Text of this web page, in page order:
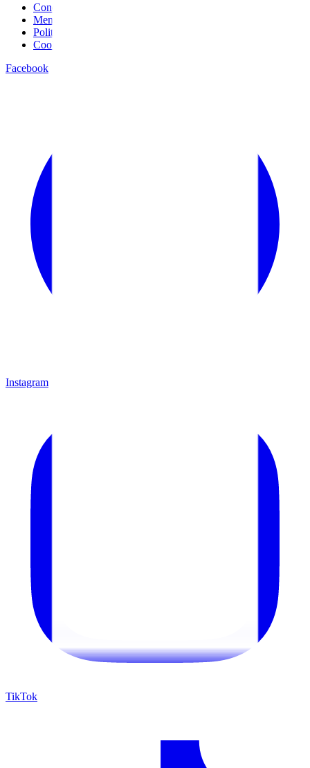
Conditions générales
Mentions légales
Politique de confidentialité
Cookies
Facebook
Instagram
TikTok